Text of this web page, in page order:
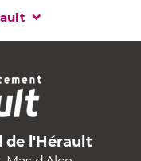
de l'Hérault